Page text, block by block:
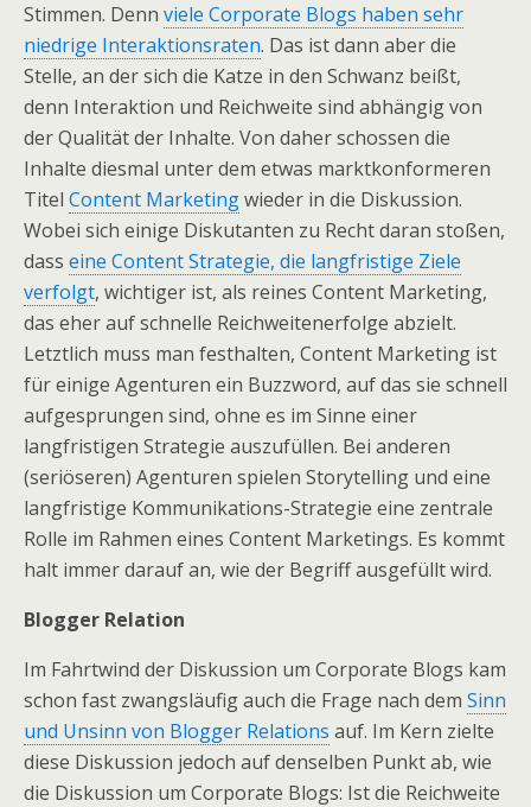
Stimmen. Denn viele Corporate Blogs haben sehr
niedrige Interaktionsraten. Das ist dann aber die
Stelle, an der sich die Katze in den Schwanz beißt,
denn Interaktion und Reichweite sind abhängig von
der Qualität der Inhalte. Von daher schossen die
Inhalte diesmal unter dem etwas marktkonformeren
Titel Content Marketingwieder in die Diskussion.
Wobei sich einige Diskutanten zu Recht daran stoßen,
dass eine Content Strategie, die langfristige Ziele
verfolgt, wichtiger ist, als reines Content Marketing,
das eher auf schnelle Reichweitenerfolge abzielt.
Letztlich muss man festhalten, Content Marketing ist
für einige Agenturen ein Buzzword, auf das sie schnell
aufgesprungen sind, ohne es im Sinne einer
langfristigen Strategie auszufüllen. Bei anderen
(seriöseren) Agenturen spielen Storytelling und eine
langfristige Kommunikations-Strategie eine zentrale
Rolle im Rahmen eines Content Marketings. Es kommt
halt immer darauf an, wie der Begriff ausgefüllt wird.
Blogger Relation
Im Fahrtwind der Diskussion um Corporate Blogs kam
schon fast zwangsläufig auch die Frage nach dem Sinn
und Unsinn von Blogger Relations auf. Im Kern zielte
diese Diskussion jedoch auf denselben Punkt ab, wie
die Diskussion um Corporate Blogs: Ist die Reichweite